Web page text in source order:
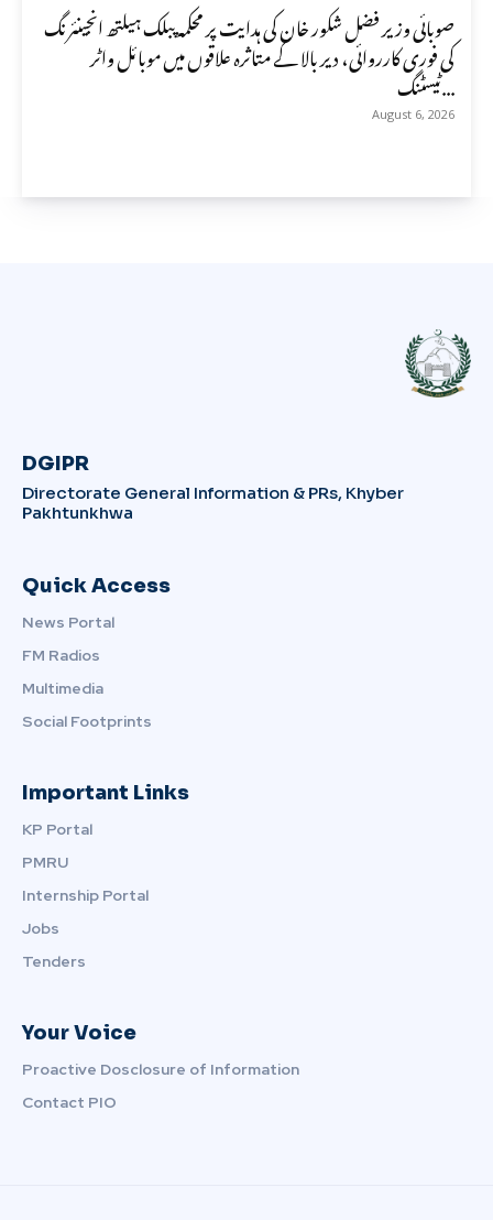
صوبائی وزیر فضل شکور خان کی ہدایت پر محکمہ پبلک ہیلتھ انجینئرنگ
کی فوری کارروائی، دیر بالا کے متاثرہ علاقوں میں موبائل واٹر
ٹیسٹنگ...
August 6, 2026
DGIPR
Directorate General Information & PRs, Khyber
Pakhtunkhwa
Quick Access
News Portal
FM Radios
Multimedia
Social Footprints
Important Links
KP Portal
PMRU
Internship Portal
Jobs
Tenders
Your Voice
Proactive Dosclosure of Information
Contact PIO